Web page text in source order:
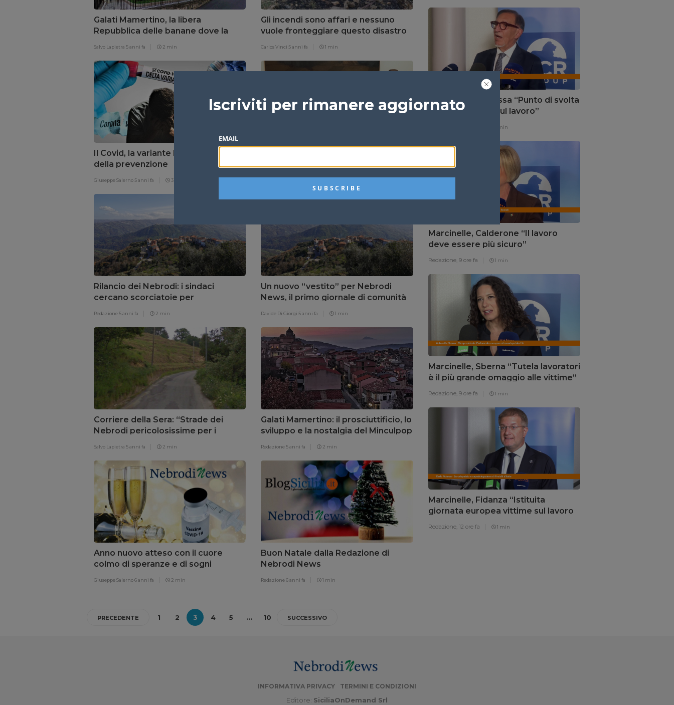
Galati Mamertino, la libera
Repubblica delle banane dove la
Salvo Lapietra 5 anni fa 2 min
Gli incendi sono affari e nessuno
vuole fronteggiare questo disastro
Carlos Vinci 5 anni fa 1 min
Il Covid, la variante Delta e l’illusione
della prevenzione
Giuseppe Salerno 5 anni fa 3 min
Rilancio dei Nebrodi: i sindaci
cercano scorciatoie per
Redazione 5 anni fa 2 min
Un nuovo “vestito” per Nebrodi
News, il primo giornale di comunità
Davide Di Giorgi 5 anni fa 1 min
Corriere della Sera: “Strade dei
Nebrodi pericolosissime per i
Salvo Lapietra 5 anni fa 2 min
Galati Mamertino: il prosciuttificio, lo
sviluppo e la nostalgia del Minculpop
Redazione 5 anni fa 2 min
Anno nuovo atteso con il cuore
colmo di speranze e di sogni
Giuseppe Salerno6 anni fa 2 min
Buon Natale dalla Redazione di
Nebrodi News
Redazione6 anni fa 1 min
PRECEDENTE 1 2 3 4 5 … 10 SUCCESSIVO
Marcinelle, La Russa “Punto di svolta
per la sicurezza sul lavoro”
1 min
Marcinelle, Calderone “Il lavoro
deve essere più sicuro”
Redazione, 9 ore fa 1 min
Marcinelle, Sberna “Tutela lavoratori
è il più grande omaggio alle vittime”
Redazione, 9 ore fa 1 min
Marcinelle, Fidanza “Istituita
giornata europea vittime sul lavoro
Redazione, 12 ore fa 1 min
INFORMATIVA PRIVACY TERMINI E CONDIZIONI
Editore: SiciliaOnDemand Srl
Iscriviti per rimanere aggiornato
EMAIL